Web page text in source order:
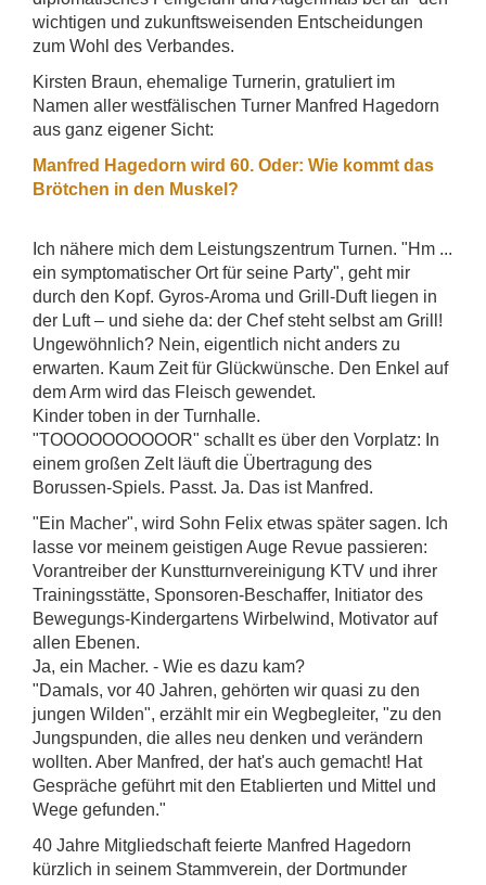
wichtigen und zukunftsweisenden Entscheidungen
zum Wohl des Verbandes.
Kirsten Braun, ehemalige Turnerin, gratuliert im
Namen aller westfälischen Turner Manfred Hagedorn
aus ganz eigener Sicht:
Manfred Hagedorn wird 60. Oder: Wie kommt das
Brötchen in den Muskel?
Ich nähere mich dem Leistungszentrum Turnen. "Hm ...
ein symptomatischer Ort für seine Party", geht mir
durch den Kopf. Gyros-Aroma und Grill-Duft liegen in
der Luft – und siehe da: der Chef steht selbst am Grill!
Ungewöhnlich? Nein, eigentlich nicht anders zu
erwarten. Kaum Zeit für Glückwünsche. Den Enkel auf
dem Arm wird das Fleisch gewendet.
Kinder toben in der Turnhalle.
"TOOOOOOOOOOR" schallt es über den Vorplatz: In
einem großen Zelt läuft die Übertragung des
Borussen-Spiels. Passt. Ja. Das ist Manfred.
"Ein Macher", wird Sohn Felix etwas später sagen. Ich
lasse vor meinem geistigen Auge Revue passieren:
Vorantreiber der Kunstturnvereinigung KTV und ihrer
Trainingsstätte, Sponsoren-Beschaffer, Initiator des
Bewegungs-Kindergartens Wirbelwind, Motivator auf
allen Ebenen.
Ja, ein Macher. - Wie es dazu kam?
"Damals, vor 40 Jahren, gehörten wir quasi zu den
jungen Wilden", erzählt mir ein Wegbegleiter, "zu den
Jungspunden, die alles neu denken und verändern
wollten. Aber Manfred, der hat's auch gemacht! Hat
Gespräche geführt mit den Etablierten und Mittel und
Wege gefunden."
40 Jahre Mitgliedschaft feierte Manfred Hagedorn
kürzlich in seinem Stammverein, der Dortmunder